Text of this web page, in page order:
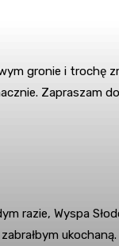
gronie i trochę
Zapraszam
razie, Wyspa